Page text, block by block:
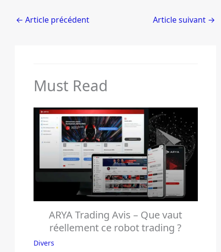
← Article précédent Article suivant →
Must Read
ARYA Trading Avis – Que vaut
réellement ce robot trading ?
Divers